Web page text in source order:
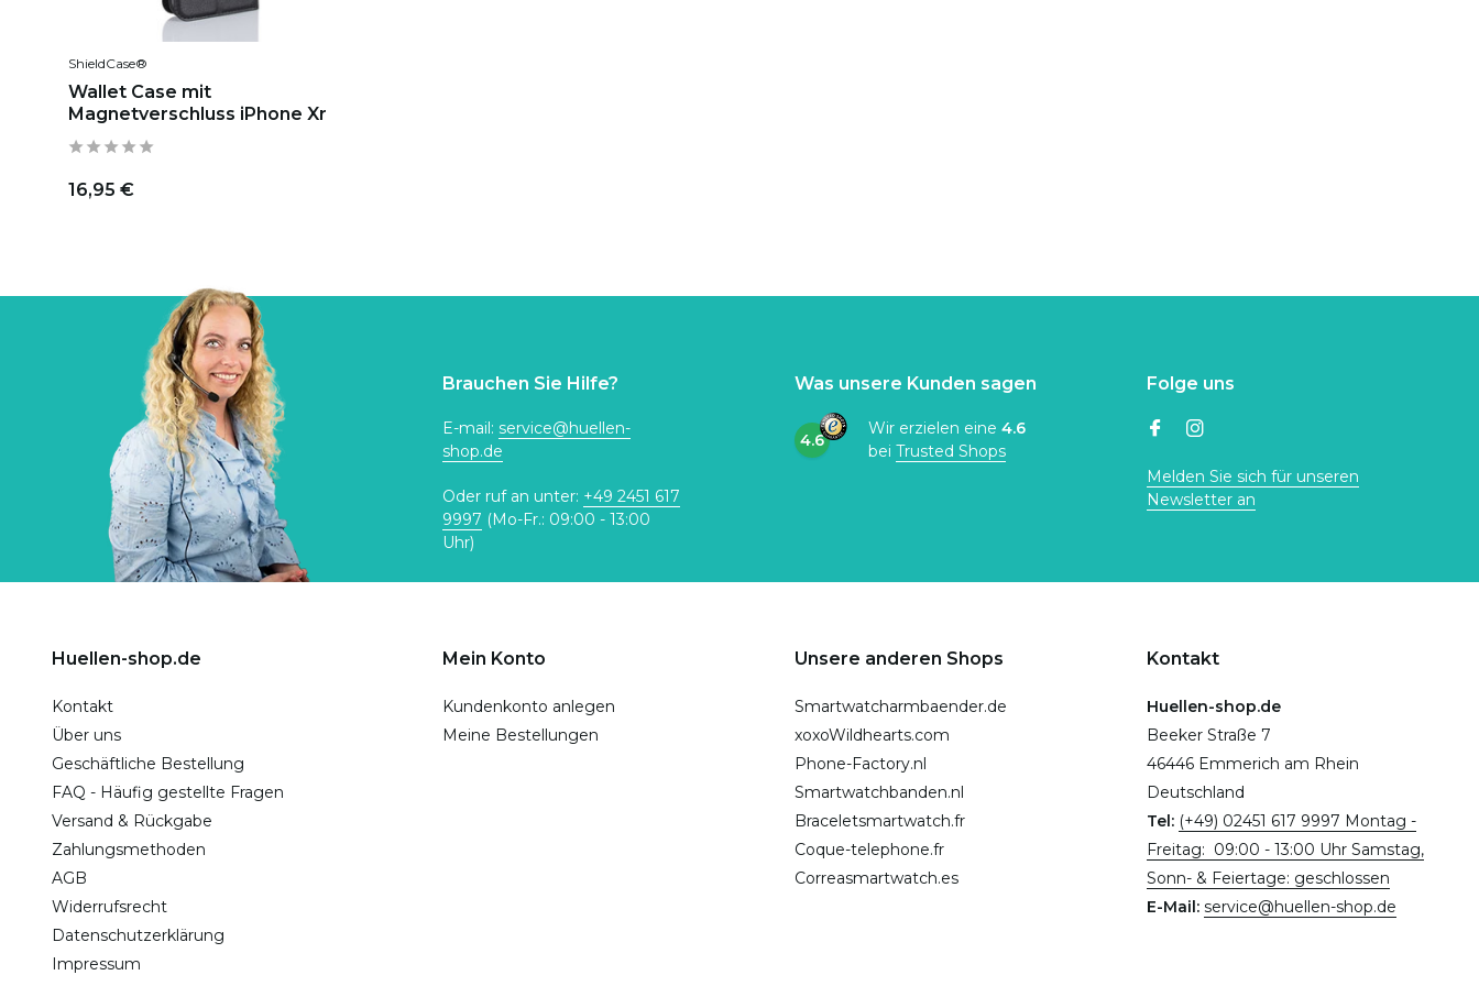
ShieldCase®
Wallet Case mit
Magnetverschluss iPhone Xr
16,95 €
Brauchen Sie Hilfe?
E-mail: service@huellen-
shop.de
Oder ruf an unter: +49 2451 617
9997 (Mo-Fr.: 09:00 - 13:00
Uhr)
Was unsere Kunden sagen
4.6
Wir erzielen eine 4.6
bei Trusted Shops
Folge uns
Melden Sie sich für unseren
Newsletter an
Huellen-shop.de
Kontakt
Über uns
Geschäftliche Bestellung
FAQ - Häufig gestellte Fragen
Versand & Rückgabe
Zahlungsmethoden
AGB
Widerrufsrecht
Datenschutzerklärung
Impressum
Mein Konto
Kundenkonto anlegen
Meine Bestellungen
Unsere anderen Shops
Smartwatcharmbaender.de
xoxoWildhearts.com
Phone-Factory.nl
Smartwatchbanden.nl
Braceletsmartwatch.fr
Coque-telephone.fr
Correasmartwatch.es
Kontakt
Huellen-shop.de
Beeker Straße 7
46446 Emmerich am Rhein
Deutschland
Tel: (+49) 02451 617 9997 Montag -
Freitag: 09:00 - 13:00 Uhr Samstag,
Sonn- & Feiertage: geschlossen
E-Mail: service@huellen-shop.de